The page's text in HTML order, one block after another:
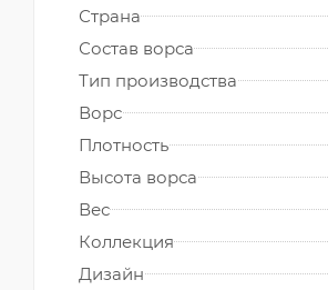
Страна
Состав ворса
Тип производства
Ворс
Плотность
Высота ворса
Вес
Коллекция
Дизайн